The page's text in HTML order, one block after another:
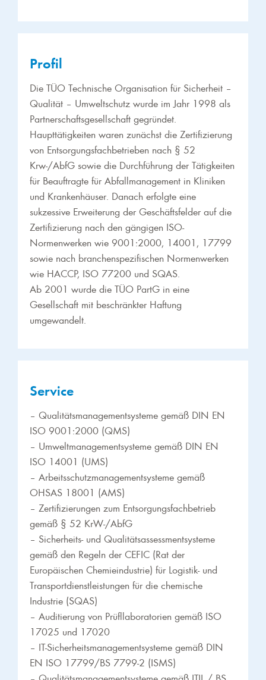
Profil
Die TÜO Technische Organisation für Sicherheit –
Qualität – Umweltschutz wurde im Jahr 1998 als
Partnerschaftsgesellschaft gegründet.
Haupttätigkeiten waren zunächst die Zertifizierung
von Entsorgungsfachbetrieben nach § 52
Krw-/AbfG sowie die Durchführung der Tätigkeiten
für Beauftragte für Abfallmanagement in Kliniken
und Krankenhäuser. Danach erfolgte eine
sukzessive Erweiterung der Geschäftsfelder auf die
Zertifizierung nach den gängigen ISO-
Normenwerken wie 9001:2000, 14001, 17799
sowie nach branchenspezifischen Normenwerken
wie HACCP, ISO 77200 und SQAS.
Ab 2001 wurde die TÜO PartG in eine
Gesellschaft mit beschränkter Haftung
umgewandelt.
Service
– Qualitätsmanagementsysteme gemäß DIN EN
ISO 9001:2000 (QMS)
– Umweltmanagementsysteme gemäß DIN EN
ISO 14001 (UMS)
– Arbeitsschutzmanagementsysteme gemäß
OHSAS 18001 (AMS)
– Zertifizierungen zum Entsorgungsfachbetrieb
gemäß § 52 KrW-/AbfG
– Sicherheits- und Qualitätsassessmentsysteme
gemäß den Regeln der CEFIC (Rat der
Europäischen Chemieindustrie) für Logistik- und
Transportdienstleistungen für die chemische
Industrie (SQAS)
– Auditierung von Prüfllaboratorien gemäß ISO
17025 und 17020
– IT-Sicherheitsmanagementsysteme gemäß DIN
EN ISO 17799/BS 7799-2 (ISMS)